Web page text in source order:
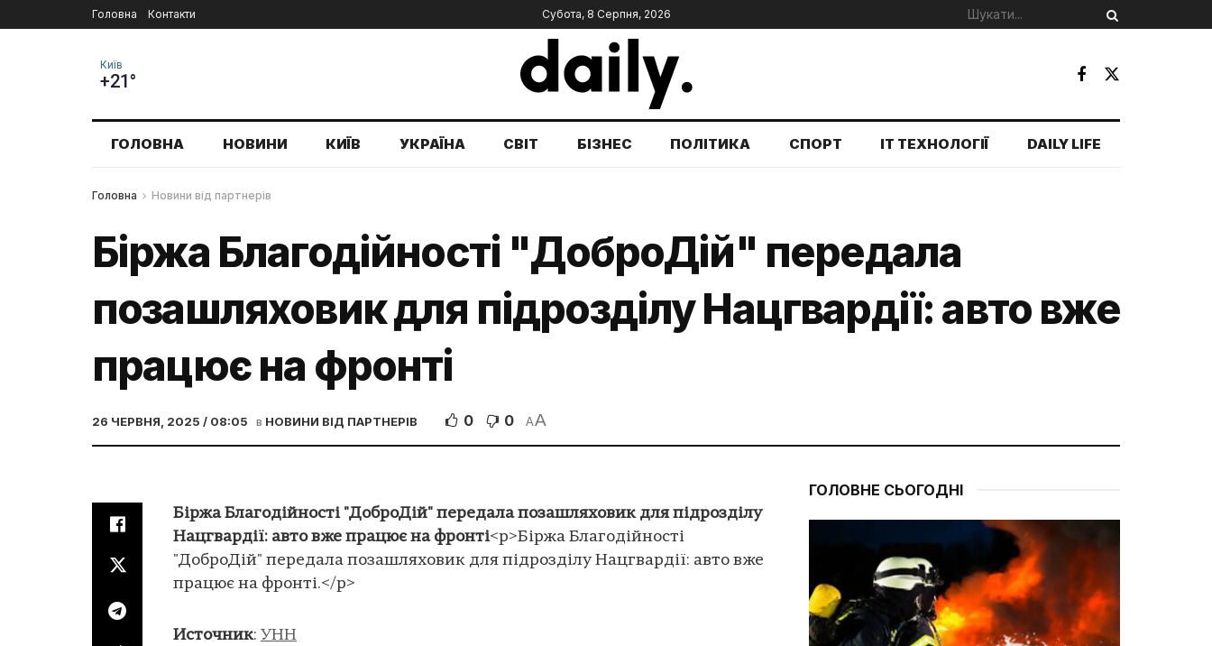
Головна Контакти Субота, 8 Серпня, 2026
Київ
+21°
ГОЛОВНА НОВИНИ КИЇВ УКРАЇНА СВІТ БІЗНЕС ПОЛІТИКА СПОРТ IT ТЕХНОЛОГІЇ DAILY LIFE
Головна Новини від партнерів
Біржа Благодійності "ДоброДій" передала
позашляховик для підрозділу Нацгвардії: авто вже
працює на фронті
26 ЧЕРВНЯ, 2025 / 08:05 в НОВИНИ ВІД ПАРТНЕРІВ 0 0 AA
Біржа Благодійності "ДоброДій" передала позашляховик для підрозділу
Нацгвардії: авто вже працює на фронті<p>Біржа Благодійності
"ДоброДій" передала позашляховик для підрозділу Нацгвардії: авто вже
працює на фронті.</p>
Источник: УНН
ГОЛОВНЕ СЬОГОДНІ